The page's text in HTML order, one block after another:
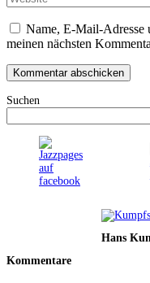
Name, E-Mail-Adresse
meinen nächsten
Suchen
Hans
Kommentare